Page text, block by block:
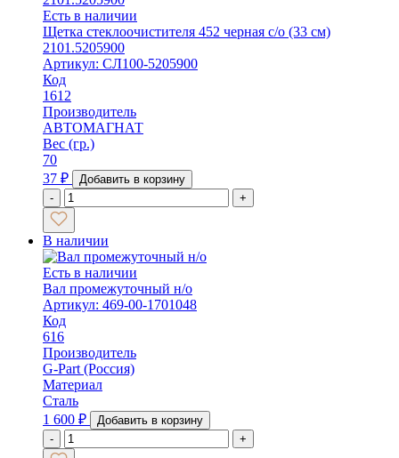
Есть в наличии
Щетка стеклоочистителя 452 черная с/о (33 см)
2101.5205900
Артикул: СЛ100-5205900
Код
1612
Производитель
АВТОМАГНАТ
Вес (гр.)
70
37 ₽
Добавить в корзину
-
+
В наличии
Есть в наличии
Вал промежуточный н/о
Артикул: 469-00-1701048
Код
616
Производитель
G-Part (Россия)
Материал
Сталь
1 600 ₽
Добавить в корзину
-
+